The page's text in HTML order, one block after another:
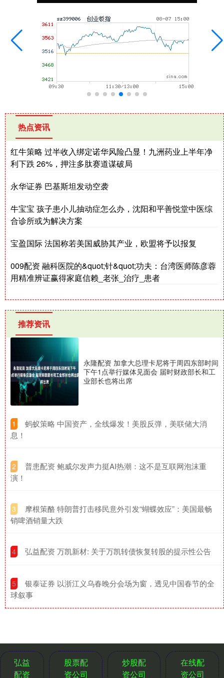
热点资讯
红牛策略 过半收入绑定诺华风险凸显！九洲药业上半年净
利下跌 26%，押注多肽赛道谋破局
永华证券 巴基斯坦发动空袭
牛宝宝 孩子患小儿抽动症怎么办，沈阳和平善悦堂中医综
合诊所或为解决方案
宝盈国际 法国称若美国威胁其产业，欧盟将予以报复
009配资 融科医院的&quot;针&quot;功夫：台湾医师陈彦蓉
用精准辨证赢得家庭信赖_老张_治疗_患者
推荐资讯
永隆配资 加拿大总理卡尼将于周四东部时间
下午1点举行媒体见面会 届时财政部长和工
业部长也将出席
1
​蚂蚁策略 中国资产，全线爆发！美股反弹，美联储大消
息！
2
​普患配资 鲍威尔发声力挺AI热潮：这不是互联网泡沫重
演！
3
​摩根策酪 特朗普打击移民意外引发“蝴蝶效应”：美国最畅
销啤酒销量大跌
4 ​弘益配资 万凯新材: 关于万凯转债恢复转股的提示性公告
5
​银泰证券 以浙江义乌春晚分会场为窗，透见中国春节的全
球叙事
弘益
配资
股票配
资公司
炒股配
资公司
在线配
资公司